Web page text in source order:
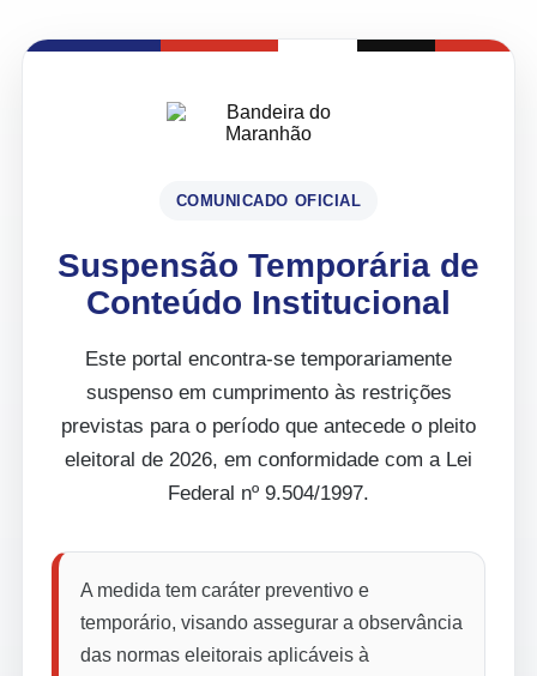
COMUNICADO OFICIAL
Suspensão Temporária de
Conteúdo Institucional
Este portal encontra-se temporariamente
suspenso em cumprimento às restrições
previstas para o período que antecede o pleito
eleitoral de 2026, em conformidade com a Lei
Federal nº 9.504/1997.
A medida tem caráter preventivo e
temporário, visando assegurar a observância
das normas eleitorais aplicáveis à